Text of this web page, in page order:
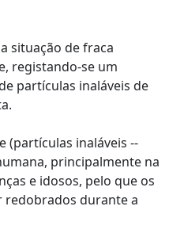
situação de fraca
registando-se um
partículas inaláveis de
(partículas inaláveis --
principalmente na
e idosos, pelo que os
redobrados durante a